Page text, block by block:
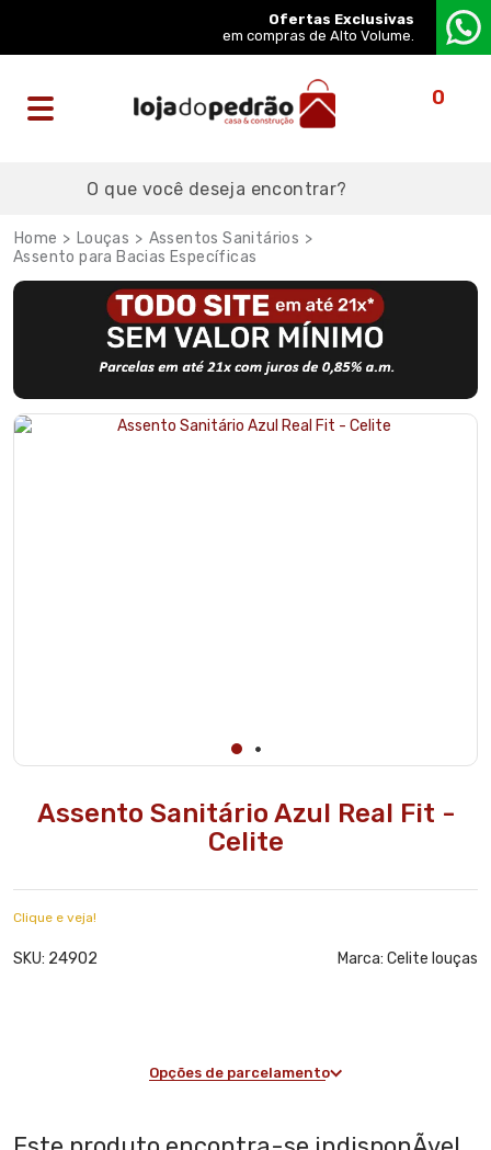
Ofertas Exclusivas
em compras de Alto Volume.
0
Louças
Assentos Sanitários
Assento para Bacias Específicas
Assento Sanitário Azul Real Fit -
Celite
Clique e veja!
SKU: 24902 Marca: Celite louças
Opções de parcelamento